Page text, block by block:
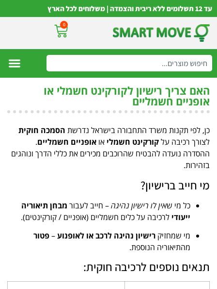
עד 12 תשלומים ללא ריבית והצמדה | משלוחים לכל הארץ
0
האם צריך רישיון לקורקינט חשמלי או
אופניים חשמליים
כן, לפי תקנות משרד התחבורה בישראל נדרשת הסמכה חוקית
לצורך רכיבה עלקורקינט חשמלי או אופניים חשמליים.
ההסדרה נועדה להבטיח שהרוכבים מכירים את כללי הדרך ונוהגים
בזהירות.
מי חייב ברישיון?
כל מי שאין לו רישיון נהיגה– חייב לעבור מבחן תיאוריה
ייעודי לרכיבה על כלים חשמליים (אופניים / קורקינטים).
מי שמחזיק רישיון נהיגה לרכב או לאופנוע–פטור
מהתיאוריה הנוספת.
תנאים נוספים לרכיבה חוקית: